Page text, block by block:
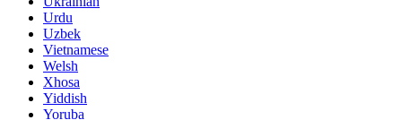
Urdu
Uzbek
Vietnamese
Welsh
Xhosa
Yiddish
Yoruba